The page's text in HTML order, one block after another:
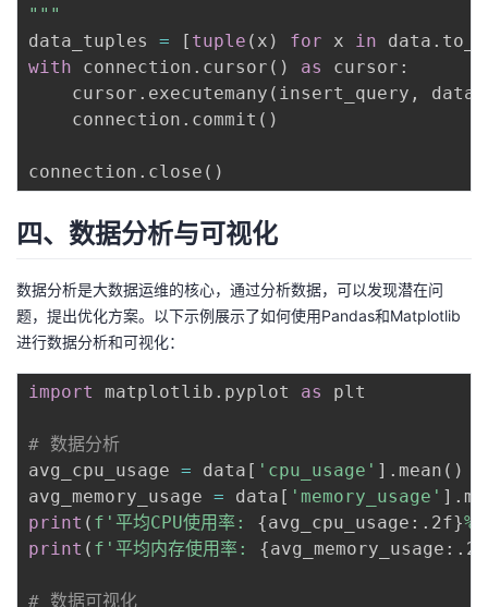
"""
data_tuples = [ tuple ( x ) for x in data .
with connection . cursor ( ) as cursor :
    cursor
. executemany ( insert_query ,
    connection
. commit ( )
connection . close ( )
四、数据分析与可视化
数据分析是大数据运维的核心，通过分析数据，可以发现潜在问
题，提出优化方案。以下示例展示了如何使用Pandas和Matplotlib
进行数据分析和可视化：
import matplotlib . pyplot as plt
# 数据分析
avg_cpu_usage = data [ 'cpu_usage' ] . mean ( )
avg_memory_usage = data [ 'memory_usage' ] .
print ( f'平均CPU使用率: {avg_cpu_usage : .2f}%'
print ( f'平均内存使用率: {avg_memory_usage : .2f
# 数据可视化